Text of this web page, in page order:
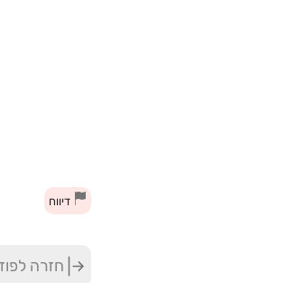
דיווח
חזרה